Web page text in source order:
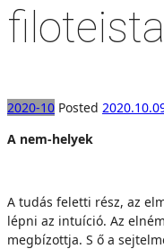
2020-10 Posted
A nem-helyek
A tudás feletti rész, az
lépni az intuíció. Az
megbízottja. S ő a